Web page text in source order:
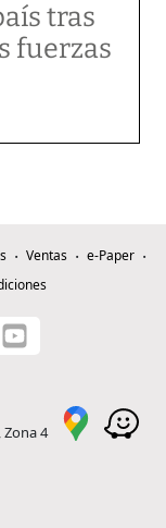
tras
fuerzas
Ventas
e-Paper
Zona 4